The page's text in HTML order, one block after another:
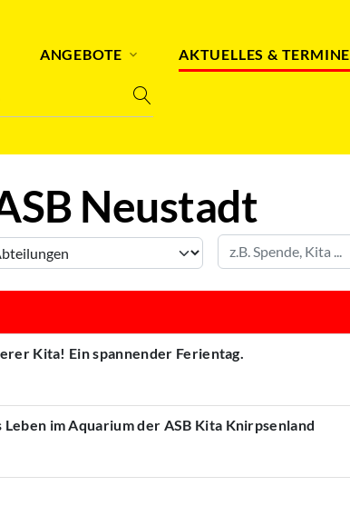
ANGEBOTE AKTUELLES & TERMINE
Neustadt
Kita! Ein spannender Ferientag.
im Aquarium der ASB Kita Knirpsenland